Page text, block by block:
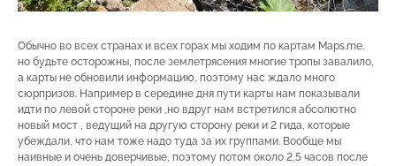
Обычно во всех странах и всех горах мы ходим по картам Mаps.mе,
но будьте осторожны, после землетрясения многие тропы завалило,
а карты не обновили информацию, поэтому нас ждало много
сюрпризов. Например в середине дня пути карты нам показывали
идти по левой стороне реки ,но вдруг нам встретился абсолютно
новый мост , ведущий на другую сторону реки и 2 гида, которые
убеждали, что нам тоже надо туда за их группами. Вообще мы
наивные и очень доверчивые, поэтому потом около 2,5 часов после